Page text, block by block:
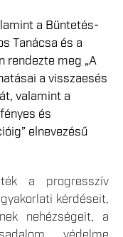
a Büntetés-
Tanácsa és a
rendezte meg „A
a visszaesés
valamint a
és
elnevezésű
a progresszív
kérdéseit,
nehézségeit, a